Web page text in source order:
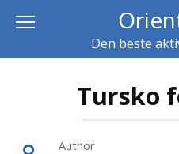
content
Den beste
Tursko
Author